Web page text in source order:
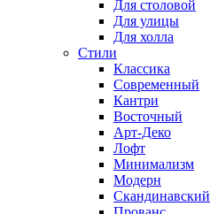
Для столовой
Для улицы
Для холла
Стили
Классика
Современный
Кантри
Восточный
Арт-Деко
Лофт
Минимализм
Модерн
Скандинавский